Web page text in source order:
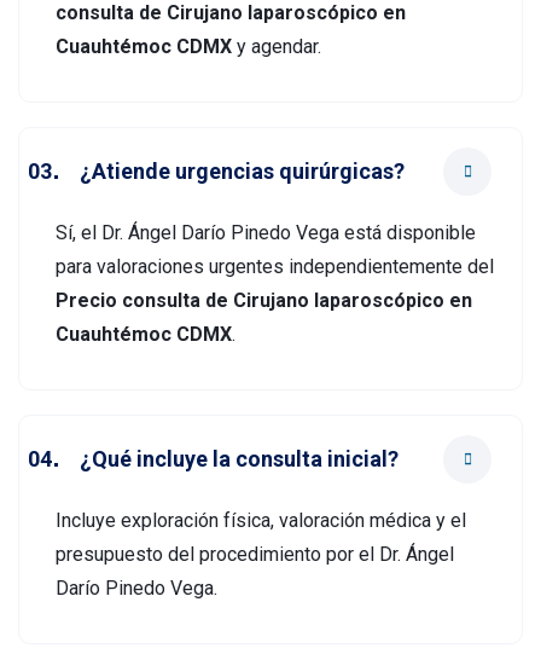
consulta de Cirujano laparoscópico en
Cuauhtémoc CDMX y agendar.
¿Atiende urgencias quirúrgicas?
Sí, el Dr. Ángel Darío Pinedo Vega está disponible
para valoraciones urgentes independientemente del
Precio consulta de Cirujano laparoscópico en
Cuauhtémoc CDMX.
¿Qué incluye la consulta inicial?
Incluye exploración física, valoración médica y el
presupuesto del procedimiento por el Dr. Ángel
Darío Pinedo Vega.